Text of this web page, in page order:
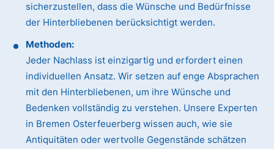
sicherzustellen, dass die Wünsche und Bedürfnisse
der Hinterbliebenen berücksichtigt werden.
Methoden:
Jeder Nachlass ist einzigartig und erfordert einen
individuellen Ansatz. Wir setzen auf enge Absprachen
mit den Hinterbliebenen, um ihre Wünsche und
Bedenken vollständig zu verstehen. Unsere Experten
in Bremen Osterfeuerberg wissen auch, wie sie
Antiquitäten oder wertvolle Gegenstände schätzen